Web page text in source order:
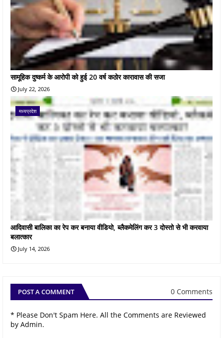
सामूहिक दुष्कर्म के आरोपी को हुई 20 वर्ष कठोर कारावास की सजा
July 22, 2026
मध्यप्रदेश
आदिवासी बालिका का रेप कर बनाया वीडियो, ब्लैकमेलिंग कर 3 दोस्तो से भी करवाया
बलात्कार
July 14, 2026
POST A COMMENT 0 Comments
* Please Don't Spam Here. All the Comments are Reviewed
by Admin.